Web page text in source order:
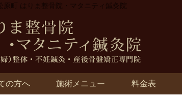
原町 はりま整骨院・マタニティ鍼灸院
の方へ 施術メニュー 料金表